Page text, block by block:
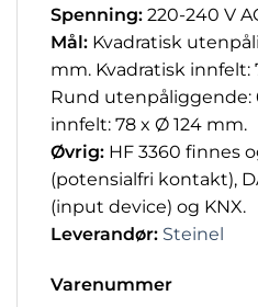
Spenning: 220-240 V
Mål: Kvadratisk
mm. Kvadratisk innfelt:
Rund utenpåliggende:
innfelt: 78 x Ø 124 mm.
Øvrig: HF 3360 finnes
(potensialfri kontakt),
(input device) og KNX.
Leverandør: Steinel
Varenummer